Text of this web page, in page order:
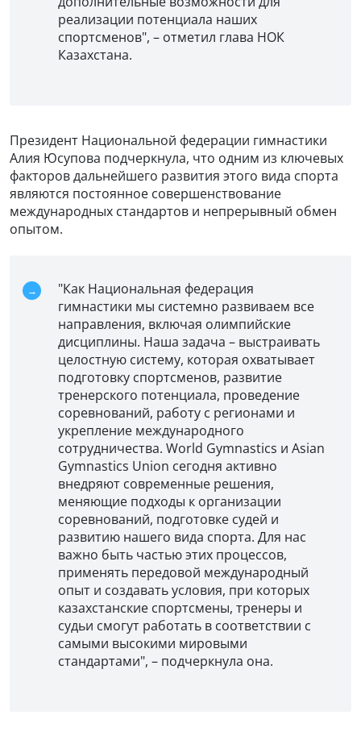
реализации потенциала наших
спортсменов", – отметил глава НОК
Казахстана.
Президент Национальной федерации гимнастики
Алия Юсупова подчеркнула, что одним из ключевых
факторов дальнейшего развития этого вида спорта
являются постоянное совершенствование
международных стандартов и непрерывный обмен
опытом.
"Как Национальная федерация
гимнастики мы системно развиваем все
направления, включая олимпийские
дисциплины. Наша задача – выстраивать
целостную систему, которая охватывает
подготовку спортсменов, развитие
тренерского потенциала, проведение
соревнований, работу с регионами и
укрепление международного
сотрудничества. World Gymnastics и Asian
Gymnastics Union сегодня активно
внедряют современные решения,
меняющие подходы к организации
соревнований, подготовке судей и
развитию нашего вида спорта. Для нас
важно быть частью этих процессов,
применять передовой международный
опыт и создавать условия, при которых
казахстанские спортсмены, тренеры и
судьи смогут работать в соответствии с
самыми высокими мировыми
стандартами", – подчеркнула она.